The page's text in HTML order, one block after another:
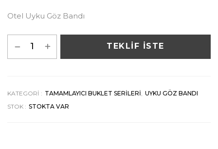
Otel Uyku Göz Bandı
TEKLİF İSTE
KATEGORI : TAMAMLAYICI BUKLET SERILERI UYKU GÖZ BANDI
STOK : STOKTA VAR